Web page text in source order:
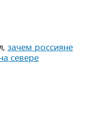
зачем россияне
севере